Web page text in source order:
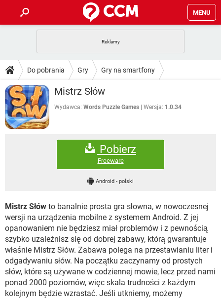
MENU
GRY WHATSAPP
SPOTIFY
INSTAGRAM FACEBOOK
WINDOWS 10
PORADY
PlayStation
GRY
SPOTIFY
DO POBRANIA
ANDROID TIKTOK
GRY
NETFLIX
FACEBOOK
FORUM
WHATSAPP
NETFLIX
FACEBOOK
TIKTOK
INSTAGRAM FACEBOOK
WINDOWS 10
Do pobrania Gry Gry na smartfony
Mistrz Słów
Wydawca: Words Puzzle Games Wersja: 1.0.34
Pobierz
Freeware
Android-polski
Mistrz Słów to banalnie prosta gra słowna, w nowoczesnej
wersji na urządzenia mobilne z systemem Android. Z jej
opanowaniem nie będziesz miał problemów i z pewnością
szybko uzależnisz się od dobrej zabawy, którą gwarantuje
właśnie Mistrz Słów. Zabawa polega na przestawianiu liter i
odgadywaniu słów. Na początku zaczynamy od prostych
słów, które są używane w codziennej mowie, lecz przed nami
ponad 2000 poziomów, więc skala trudności z każdym
kolejnym będzie wzrastać. Jeśli utkniemy, możemy